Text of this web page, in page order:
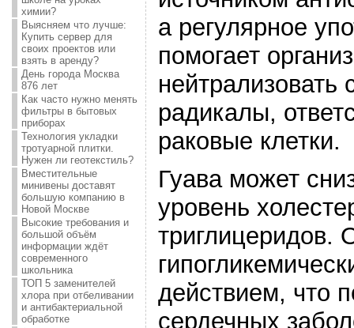
химии?
Выясняем что лучше:
Купить сервер для
своих проектов или
взять в аренду?
День города Москва
876 лет
Как часто нужно менять
фильтры в бытовых
приборах
Технология укладки
тротуарной плитки.
Нужен ли геотекстиль?
Вместительные
минивены доставят
большую компанию в
Новой Москве
Высокие требования и
большой объём
информации ждёт
современного
школьника
ТОП 5 заменителей
хлора при отбеливании
и антибактериальной
обработке
а регулярное
помогает
нейтрализовать
радикалы,
раковые клетки.
Гуава может
уровень
триглицеридов.
действием, что
сердечных